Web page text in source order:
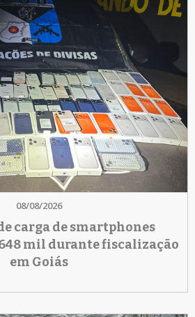
08/08/2026
carga de smartphones
mil durante fiscalização
em Goiás